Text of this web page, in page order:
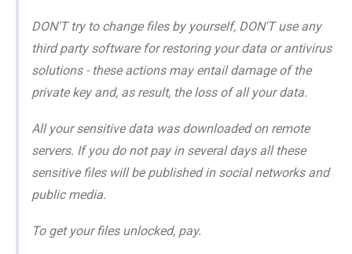
DON'T try to change files by yourself, DON'T use any
third party software for restoring your data or antivirus
solutions - these actions may entail damage of the
private key and, as result, the loss of all your data.
All your sensitive data was downloaded on remote
servers. If you do not pay in several days all these
sensitive files will be published in social networks and
public media.
To get your files unlocked, pay.